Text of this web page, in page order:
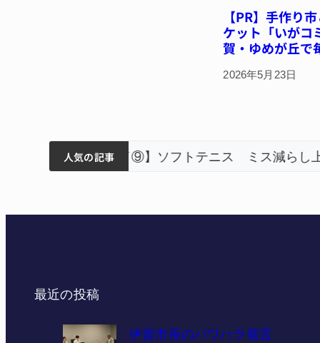
【PR】手作り
ケット「いが
賀・ゆめが丘で
2026年5月23日
人気の記事
ィアで清掃 伊賀
3回目の派遣
う 近大高専 リレーで東海中学総体へ 伊
最近の投稿
伊賀市長のパワハラ発言